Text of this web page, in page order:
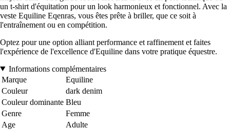
un t-shirt d'équitation pour un look harmonieux et fonctionnel. Avec la
veste Equiline Eqenras, vous êtes prête à briller, que ce soit à
l'entraînement ou en compétition.
Optez pour une option alliant performance et raffinement et faites
l'expérience de l'excellence d'Equiline dans votre pratique équestre.
Informations complémentaires
Marque
Equiline
Couleur
dark denim
Couleur dominante Bleu
Genre
Femme
Age
Adulte